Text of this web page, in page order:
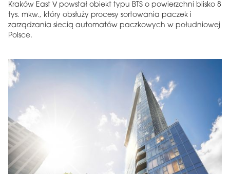
Kraków East V powstał obiekt typu BTS o powierzchni blisko 8
tys. mkw., który obsłuży procesy sortowania paczek i
zarządzania siecią automatów paczkowych w południowej
Polsce.